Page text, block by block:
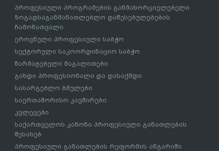
პროფესიული პროგრამების განმახორციელებელი
ზოგადსაგანმანათლებლო დაწესებულებების
ჩამონათვალი
ეროვნული პროფესიული საბჭო
სექტორული საკოორდინაციო საბჭო
წარმატებული მაგალითები
გახდი პროფესიონალი და დასაქმდი
სასარგებლო ბმულები
საერთაშორისო კავშირები
კვლევები
საქართველოს კანონი პროფესიული განათლების
შესახებ
პროფესიული განათლების რეფორმის ანგარიში